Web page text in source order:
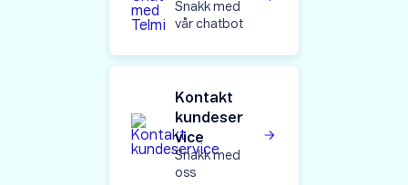
Snakk med
vår chatbot
Kontakt
kundeser
vice
Snakk med
oss